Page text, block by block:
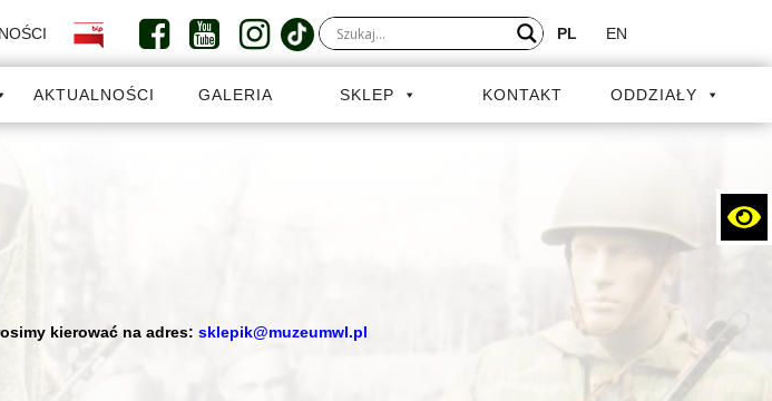
PL EN
AKTUALNOŚCI GALERIA SKLEP KONTAKT ODDZIAŁY
kierować na adres: sklepik@muzeumwl.pl